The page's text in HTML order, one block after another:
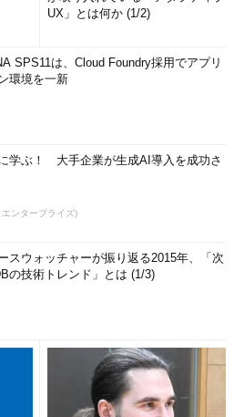
UX」とは何か (1/2)
SPS11は、Cloud Foundry採用でアプリ
環境を一新
学ぶ！ 大手企業が生成AI導入を成功さ
ンタープライズ)
スウォッチャーが振り返る2015年、「次
の技術トレンド」とは (1/3)